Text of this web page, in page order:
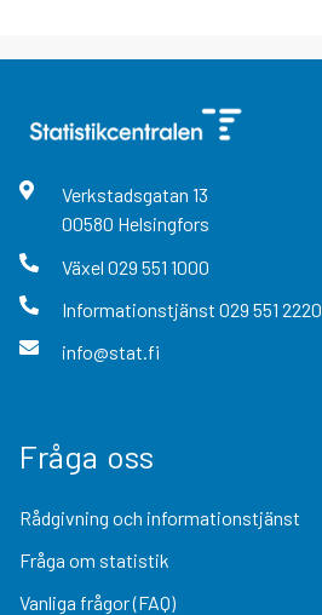
Verkstadsgatan 13
00580 Helsingfors
Växel 029 551 1000
Informationstjänst 029 551 2220
info@stat.fi
Fråga oss
Rådgivning och informationstjänst
Fråga om statistik
Vanliga frågor (FAQ)